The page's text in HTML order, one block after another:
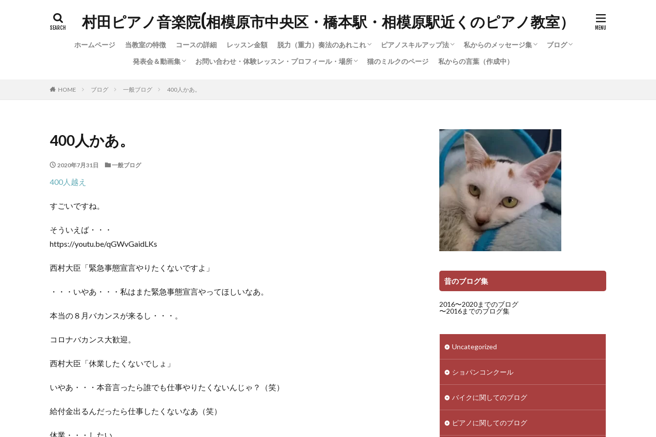
村田ピアノ音楽院(相模原市中央区・橋本駅・相模原駅近くのピアノ教室）
ホームページ 当教室の特徴 コースの詳細 レッスン金額 脱力（重力）奏法のあれこれ
脱力奏法(重量・重力奏法）スピード講座
動画で脱力・重力・重量奏法スピード講座！
もっとわかる！脱力・重力・重量奏法講座
ハノンで習得する脱力・重量（重力）奏法
ロシア奏法と重量奏法は何が違う？
ピアノスキルアップ法
多彩な音色（タッチ）の作り方
1.ピアノの構造で知る音色（タッチ）の変化
12.指は立てるのと寝かすのとどう違うのか
大人のためのスキルアップ法
子供スキルアップ法
楽譜出版会社の選び方
ショパンエチュード・他・テクニック攻略法
楽譜出版会社の選び方2
暗譜の極意技（作成中）
さまざまな曲のテクニック攻略法
youtubeによるピアノ講座いろいろ
ハノンで習得する脱力・重量（重力）奏法
ジストニア・腱鞘炎・筋肉痛を治す方法（作
暗譜の極意技（作成中）
私からのメッセージ集
私からのメッセージ集
メッセージ集のバックナンバー（1996〜
ブログ
発表会＆動画集 お問い合わせ・体験レッスン・プロフィール・場所 猫のミルクのページ 私からの言葉（作成中）
HOME ブログ 一般ブログ 400人かあ。
400人かあ。
2020年7月31日 一般ブログ
400人越え
すごいですね。
そういえば・・・
https://youtu.be/qGWvGaidLKs
西村大臣「緊急事態宣言やりたくないですよ」
・・・いやあ・・・私はまた緊急事態宣言やってほしいなあ。
本当の８月バカンスが来るし・・・。
コロナバカンス大歓迎。
西村大臣「休業したくないでしょ」
いやあ・・・本音言ったら誰でも仕事やりたくないんじゃ？（笑）
給付金出るんだったら仕事したくないなあ（笑）
休業・・・したい。
昔のブログ集
2016〜2020までのブログ
〜2016までのブログ集
Uncategorized
ショパンコンクール
バイクに関してのブログ
ピアノに関してのブログ